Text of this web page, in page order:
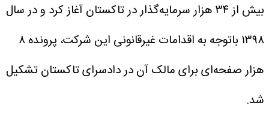
بیش از ۳۴ هزار سرمایه‌گذار در تاکستان آغاز کرد و در سال
۱۳۹۸ باتوجه به اقدامات غیرقانونی این شرکت، پرونده ۸
هزار صفحه‌ای برای مالک آن در دادسرای تاکستان تشکیل
شد.